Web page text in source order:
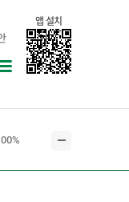
앱 설치
문